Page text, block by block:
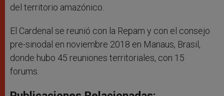
del territorio amazónico.
El Cardenal se reunió con la Repam y con el consejo
pre-sinodal en noviembre 2018 en Manaus, Brasil,
donde hubo 45 reuniones territoriales, con 15
forums.